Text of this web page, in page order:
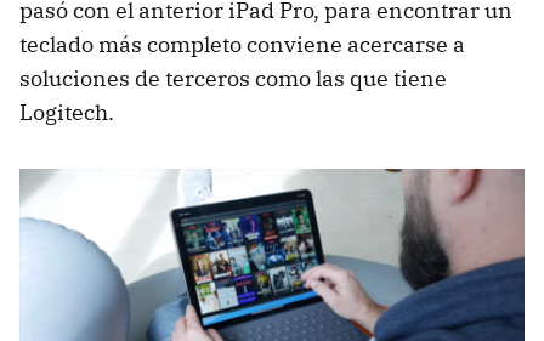
pasó con el anterior iPad Pro, para encontrar un
teclado más completo conviene acercarse a
soluciones de terceros como las que tiene
Logitech.